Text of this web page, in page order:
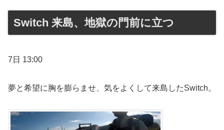
Switch 来島、地獄の門前に立つ
7日 13:00
夢と希望に胸を膨らませ、気をよくして来島したSwitch。